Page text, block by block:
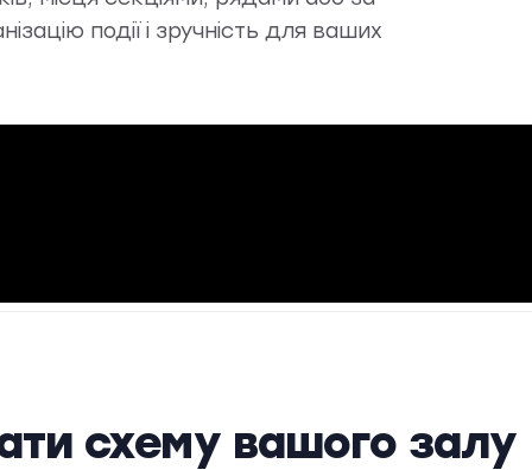
події і зручність для ваших
схему вашого залу